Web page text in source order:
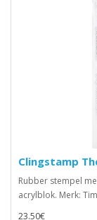
Clingstamp
Rubber stempel
acrylblok. Merk:
23.50€